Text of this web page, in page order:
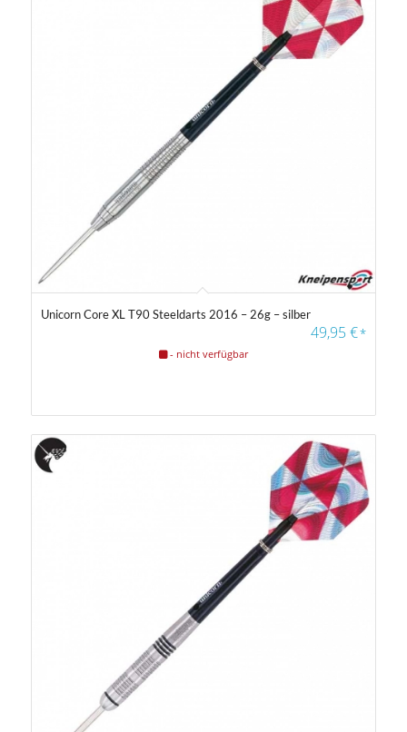
Unicorn Core XL T90 Steeldarts 2016 – 26g – silber
49,95€*
- nicht verfügbar